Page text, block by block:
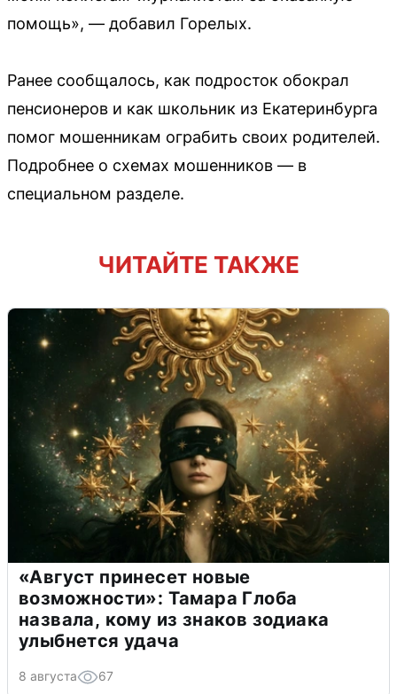
помощь», — добавил Горелых.
Ранее сообщалось, как подросток обокрал
пенсионеров и как школьник из Екатеринбурга
помог мошенникам ограбить своих родителей.
Подробнее о схемах мошенников — в
специальном разделе.
ЧИТАЙТЕ ТАКЖЕ
«Август принесет новые
возможности»: Тамара Глоба
назвала, кому из знаков зодиака
улыбнется удача
8 августа 67